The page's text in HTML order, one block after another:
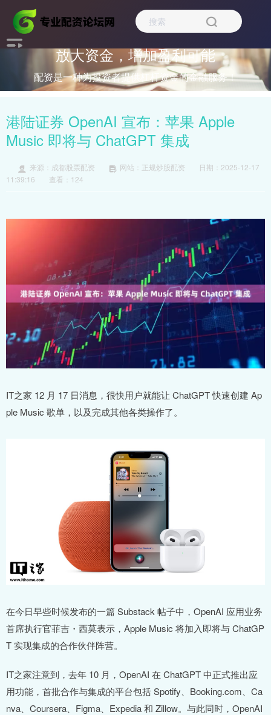
放大资金，增加盈利可能
配资是一种为投资者提供杠杆资金的金融服务！
港陆证券 OpenAI 宣布：苹果 Apple
Music 即将与 ChatGPT 集成
来源：成都股票配资 网站：正规炒股配资
日期：2025-12-17
11:39:16
查看：124
IT之家 12 月 17 日消息，很快用户就能让 ChatGPT 快速创建 Ap
ple Music 歌单，以及完成其他各类操作了。
在今日早些时候发布的一篇 Substack 帖子中，OpenAI 应用业务
首席执行官菲吉・西莫表示，Apple Music 将加入即将与 ChatGP
T 实现集成的合作伙伴阵营。
IT之家注意到，去年 10 月，OpenAI 在 ChatGPT 中正式推出应
用功能，首批合作与集成的平台包括 Spotify、Booking.com、Ca
nva、Coursera、Figma、Expedia 和 Zillow。与此同时，OpenAI